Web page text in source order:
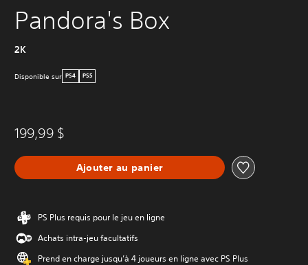
Pandora's Box
2K
Disponible sur PS4 PS5
199,99 $
Ajouter au panier
PS Plus requis pour le jeu en ligne
Achats intra-jeu facultatifs
Prend en charge jusqu’à 4 joueurs en ligne avec PS Plus